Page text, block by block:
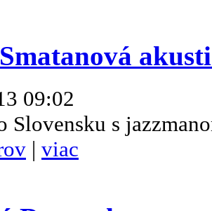
09:02
Slovensku s
| viac